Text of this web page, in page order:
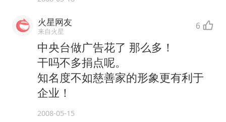
火星网友
来自火星 6
中央台做广告花了 那么多！
干吗不多捐点呢。
知名度不如慈善家的形象更有利于
企业！
2008-05-15